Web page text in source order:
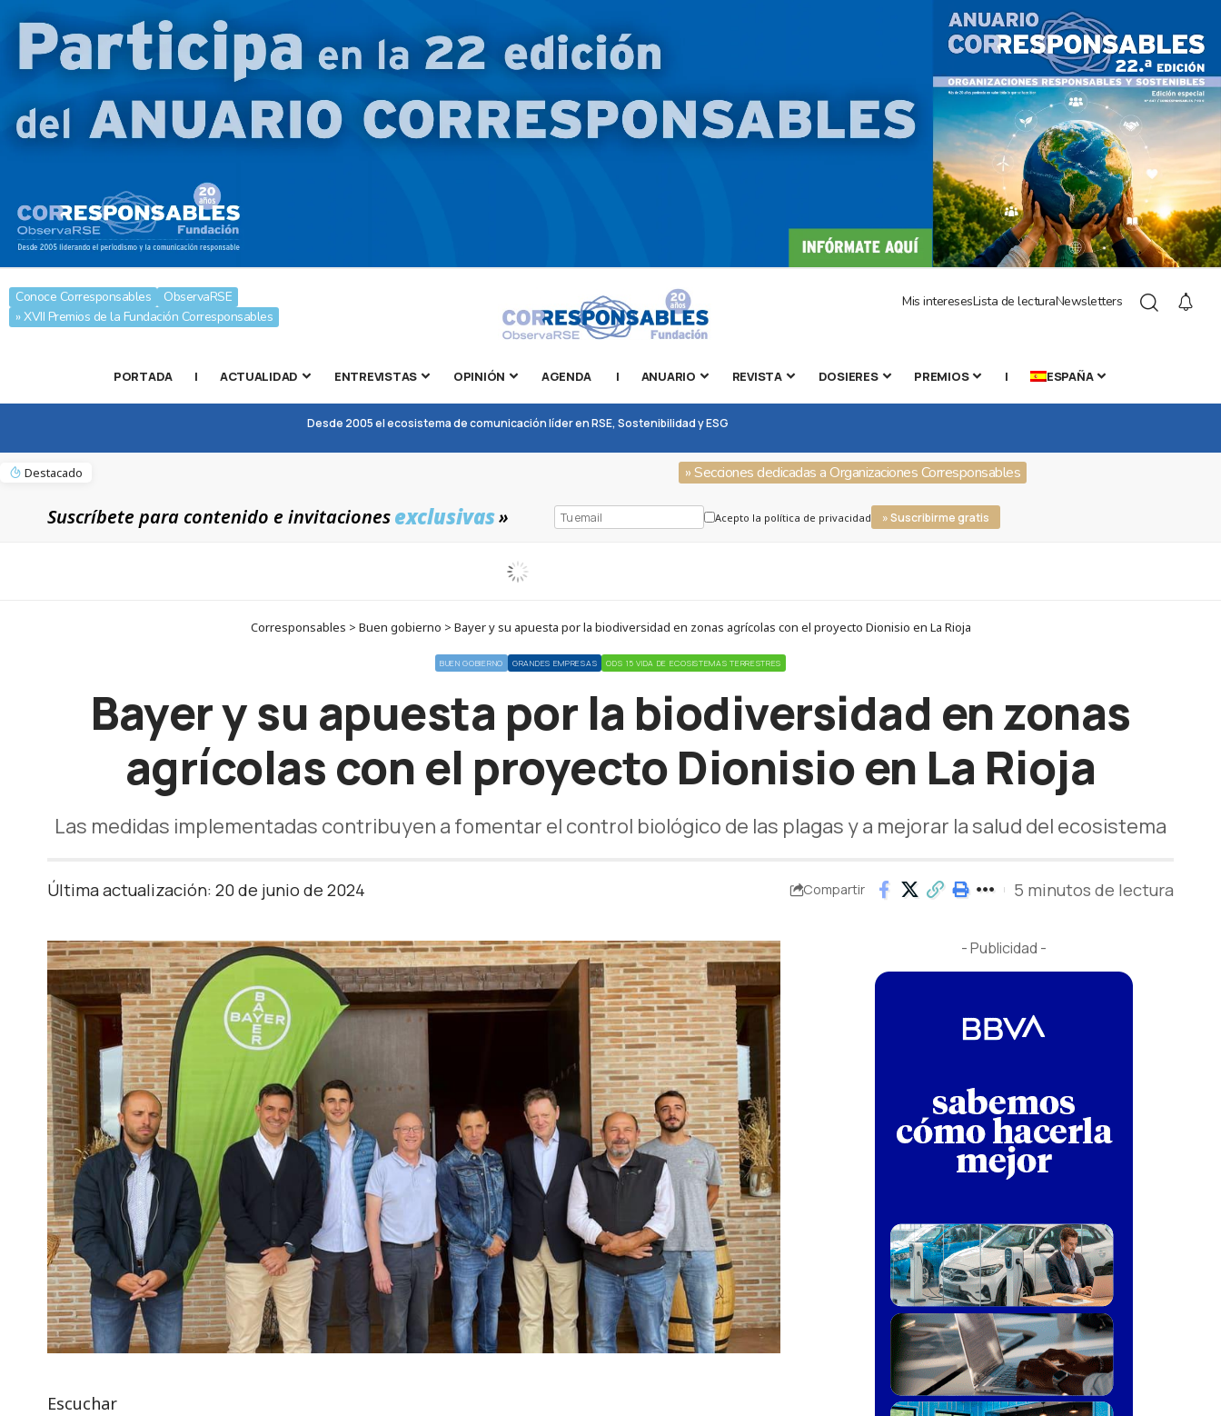
Conoce Corresponsables
ObservaRSE
» XVII Premios de la Fundación Corresponsables
Mis interesesLista de lecturaNewsletters
PORTADA | ACTUALIDAD ENTREVISTAS OPINIÓN AGENDA | ANUARIO REVISTA DOSIERES PREMIOS | ESPAÑA
Desde 2005 el ecosistema de comunicación líder en RSE, Sostenibilidad y ESG
Destacado » Secciones dedicadas a Organizaciones Corresponsables
Suscríbete para contenido e invitacionesexclusivas» Acepto la política de privacidad » Suscribirme gratis
Corresponsables > Buen gobierno > Bayer y su apuesta por la biodiversidad en zonas agrícolas con el proyecto Dionisio en La Rioja
BUEN GOBIERNO GRANDES EMPRESAS ODS 15 VIDA DE ECOSISTEMAS TERRESTRES
Bayer y su apuesta por la biodiversidad en zonas
agrícolas con el proyecto Dionisio en La Rioja
Las medidas implementadas contribuyen a fomentar el control biológico de las plagas y a mejorar la salud del ecosistema
Última actualización: 20 de junio de 2024 Compartir 5 minutos de lectura
Escuchar
- Publicidad -